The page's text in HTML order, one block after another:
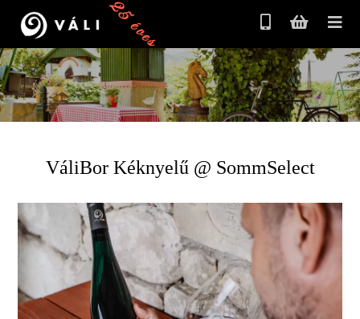
25 éves
VáliBor Kéknyelű @ SommSelect